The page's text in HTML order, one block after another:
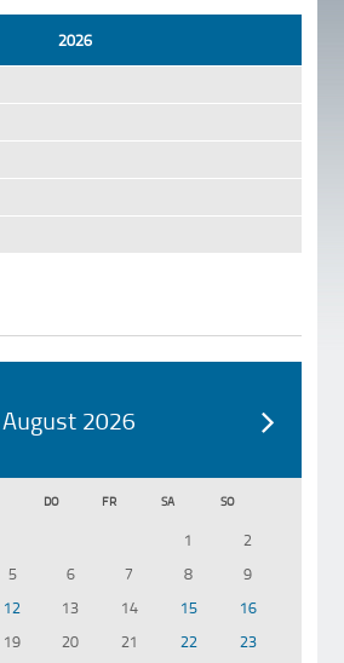
2026
August 2026
DO FR SA SO
1
2
5 6 7 8
9
12 13 14 15
16
19 20 21 22
23